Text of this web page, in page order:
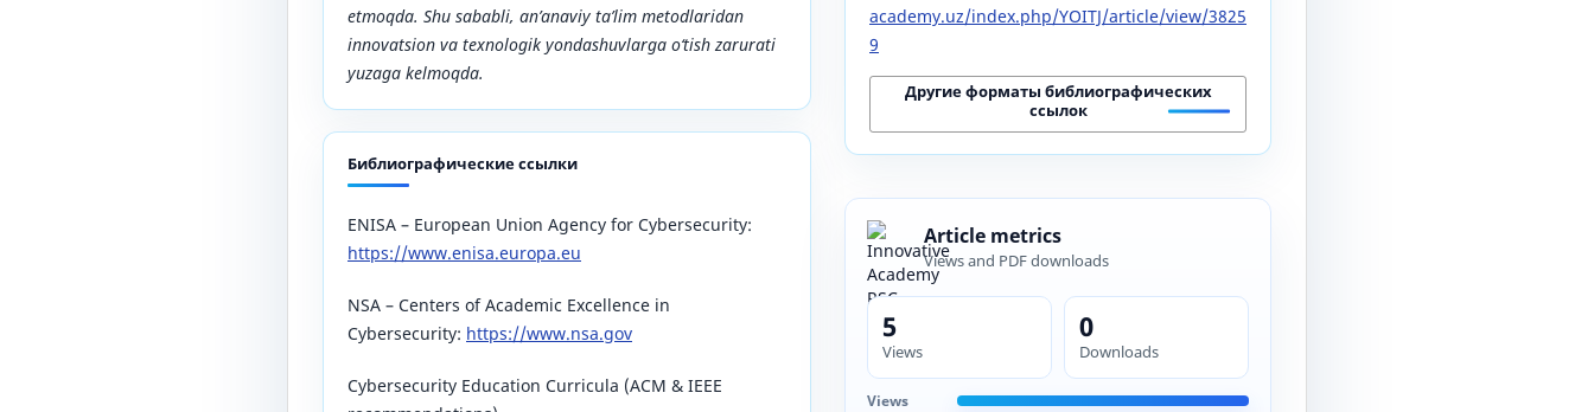
etmoqda. Shu sababli, an’anaviy ta’lim metodlaridan
innovatsion va texnologik yondashuvlarga o‘tish zarurati
yuzaga kelmoqda.
Библиографические ссылки
ENISA – European Union Agency for Cybersecurity:
https://www.enisa.europa.eu
NSA – Centers of Academic Excellence in
Cybersecurity: https://www.nsa.gov
Cybersecurity Education Curricula (ACM & IEEE
academy.uz/index.php/YOITJ/article/view/3825
9
Другие форматы библиографических
ссылок
Article metrics
Views and PDF downloads
5
Views
0
Downloads
Views